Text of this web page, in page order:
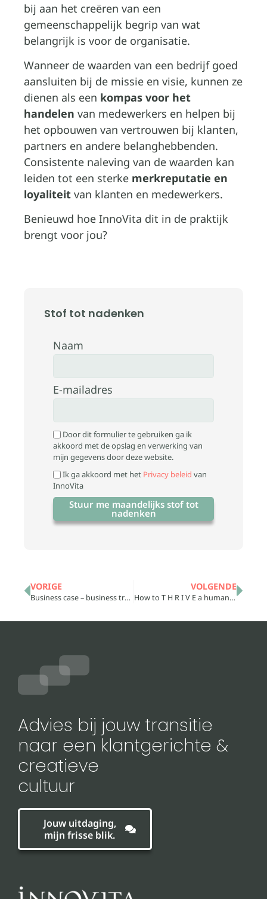
bij aan het creëren van een
gemeenschappelijk begrip van wat
belangrijk is voor de organisatie.
Wanneer de waarden van een bedrijf goed
aansluiten bij de missie en visie, kunnen ze
dienen als een kompas voor het
handelen van medewerkers en helpen bij
het opbouwen van vertrouwen bij klanten,
partners en andere belanghebbenden.
Consistente naleving van de waarden kan
leiden tot een sterke merkreputatie en
loyaliteit van klanten en medewerkers.
Benieuwd hoe InnoVita dit in de praktijk
brengt voor jou?
Stof tot nadenken
Naam
E-mailadres
Door dit formulier te gebruiken ga ik
akkoord met de opslag en verwerking van
mijn gegevens door deze website.
Ik ga akkoord met het Privacy beleid van
InnoVita
Stuur me maandelijks stof tot
nadenken
VORIGE
Business case – business transformation traject
VOLGENDE
How to T H R I V E a human-centric approach to Transformation?
Advies bij jouw transitie
naar een klantgerichte &
creatieve
cultuur
Jouw uitdaging,
mijn frisse blik.